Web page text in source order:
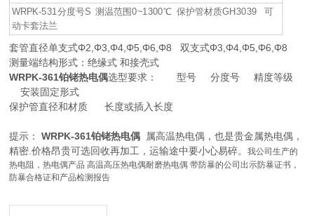
WRPK-531分度号S 测温范围0~1300℃ 保护管材质GH3039 可
动卡套法兰
套管直径单支式Φ2,Φ3,Φ4,Φ5,Φ6,Φ8 双支式Φ3,Φ4,Φ5,Φ6,Φ8
测量端结构形式：绝缘式 和接壳式
WRPK-361铂铑热电偶选型要求： 型号 分度号 精度等级
安装固定形式
保护管直径和材质 长度或插入长度
提示：WRPK-361铂铑热电偶 属高温热电偶，也是贵金属热电偶，
精密.价格昂贵可选回收再加工，运输途中要小心易碎。我公司生产的
热电阻，热电偶产品 高温高压热电偶耐磨热电偶 带防暴的公司出示防暴证书，
防暴合格证和产品检测报告